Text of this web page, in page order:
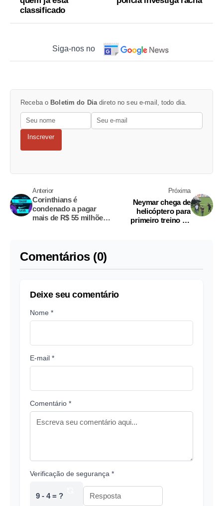
classificado
Siga-nos no
Receba o Boletim do Diadireto no seu e-mail, todo dia.
Inscrever
Anterior
Corinthians é
condenado a pagar
mais de R$ 55 milhões
Próxima
Neymar chega de
helicóptero para
primeiro treino no
Comentários (0)
Deixe seu comentário
Nome *
E-mail *
Comentário *
Verificação de segurança *
9 - 4 = ?